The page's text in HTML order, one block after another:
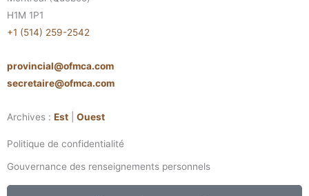
H1M 1P1
+1 (514) 259-2542
provincial@ofmca.com
secretaire@ofmca.com
Archives : Est Ouest
Politique de confidentialité
Gouvernance des renseignements personnels